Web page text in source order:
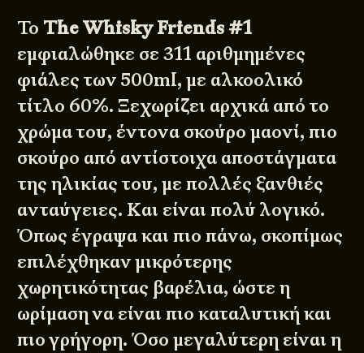
Το The Whisky Friends #1
εμφιαλώθηκε σε 311 αριθμημένες
φιάλες των 500ml, με αλκοολικό
τίτλο 60%. Ξεχωρίζει αρχικά από το
χρώμα του, έντονα σκούρο μαονί, πιο
σκούρο από αντίστοιχα αποστάγματα
της ηλικίας του, με πολλές ξανθιές
ανταύγειες. Και είναι πολύ λογικό.
Όπως έγραψα και πιο πάνω, σκοπίμως
επιλέχθηκαν μικρότερης
χωρητικότητας βαρέλια, ώστε η
ωρίμαση να είναι πιο καταλυτική και
πιο γρήγορη. Όσο μεγαλύτερη είναι η